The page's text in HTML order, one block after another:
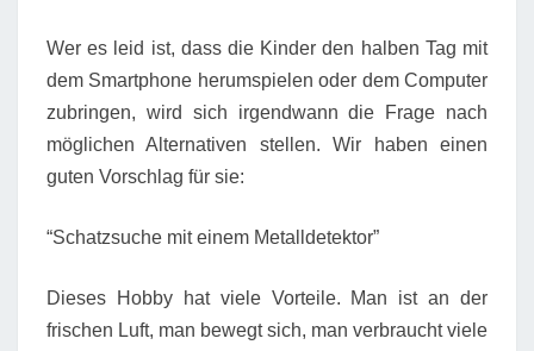
Wer es leid ist, dass die Kinder den halben Tag mit
dem Smartphone herumspielen oder dem Computer
zubringen, wird sich irgendwann die Frage nach
möglichen Alternativen stellen. Wir haben einen
guten Vorschlag für sie:
“Schatzsuche mit einem Metalldetektor”
Dieses Hobby hat viele Vorteile. Man ist an der
frischen Luft, man bewegt sich, man verbraucht viele